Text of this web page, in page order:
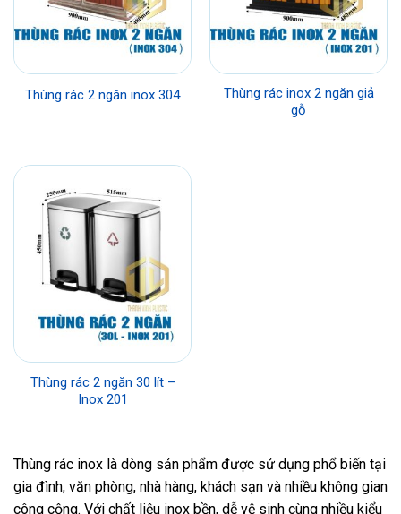
Thùng rác 2 ngăn inox 304
Thùng rác inox 2 ngăn giả
gỗ
Thùng rác 2 ngăn 30 lít –
Inox 201
Thùng rác inox là dòng sản phẩm được sử dụng phổ biến tại
gia đình, văn phòng, nhà hàng, khách sạn và nhiều không gian
công cộng. Với chất liệu inox bền, dễ vệ sinh cùng nhiều kiểu